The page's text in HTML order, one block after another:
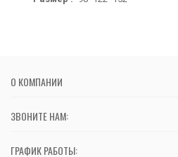
О КОМПАНИИ
ЗВОНИТЕ НАМ:
ГРАФИК РАБОТЫ: